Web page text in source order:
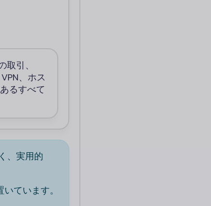
引、
、ホス
るすべて
、実用的
ています。